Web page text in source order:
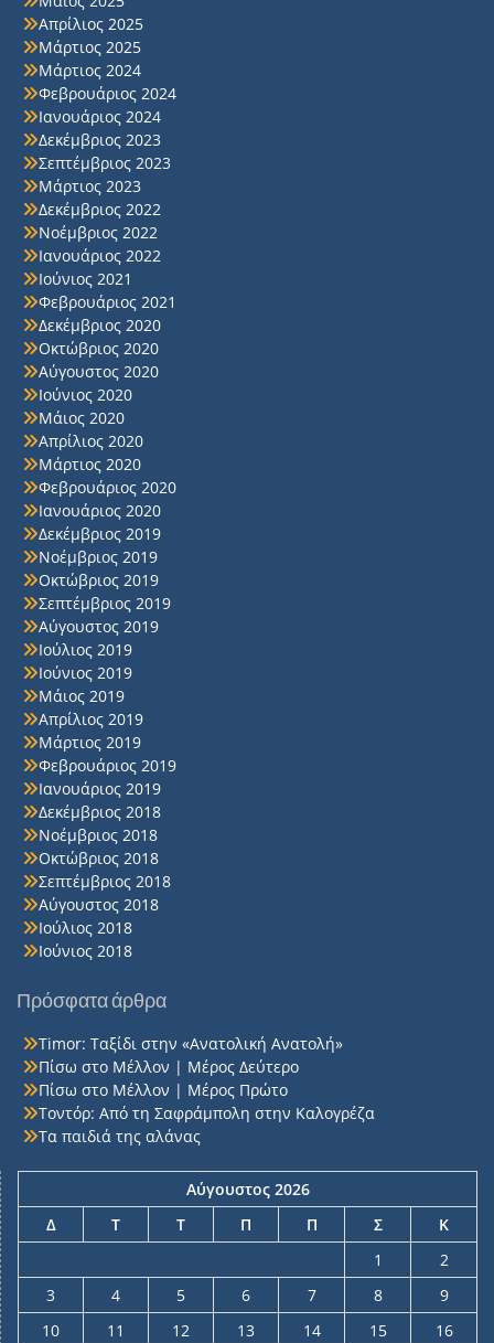
Απρίλιος 2025
Μάρτιος 2025
Μάρτιος 2024
Φεβρουάριος 2024
Ιανουάριος 2024
Δεκέμβριος 2023
Σεπτέμβριος 2023
Μάρτιος 2023
Δεκέμβριος 2022
Νοέμβριος 2022
Ιανουάριος 2022
Ιούνιος 2021
Φεβρουάριος 2021
Δεκέμβριος 2020
Οκτώβριος 2020
Αύγουστος 2020
Ιούνιος 2020
Μάιος 2020
Απρίλιος 2020
Μάρτιος 2020
Φεβρουάριος 2020
Ιανουάριος 2020
Δεκέμβριος 2019
Νοέμβριος 2019
Οκτώβριος 2019
Σεπτέμβριος 2019
Αύγουστος 2019
Ιούλιος 2019
Ιούνιος 2019
Μάιος 2019
Απρίλιος 2019
Μάρτιος 2019
Φεβρουάριος 2019
Ιανουάριος 2019
Δεκέμβριος 2018
Νοέμβριος 2018
Οκτώβριος 2018
Σεπτέμβριος 2018
Αύγουστος 2018
Ιούλιος 2018
Ιούνιος 2018
Πρόσφατα άρθρα
Timor: Ταξίδι στην «Ανατολική Ανατολή»
Πίσω στο Μέλλον | Μέρος Δεύτερο
Πίσω στο Μέλλον | Μέρος Πρώτο
Τοντόρ: Από τη Σαφράμπολη στην Καλογρέζα
Τα παιδιά της αλάνας
Αύγουστος 2026
Δ
Τ Τ Π Π Σ
Κ
1
2
3
4 5 6 7 8
9
10
11 12 13 14 15
16